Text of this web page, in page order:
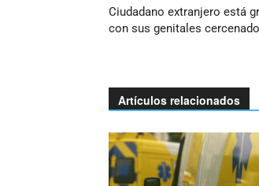
Ciudadano extranjero está
con sus genitales
Artículos relacionados